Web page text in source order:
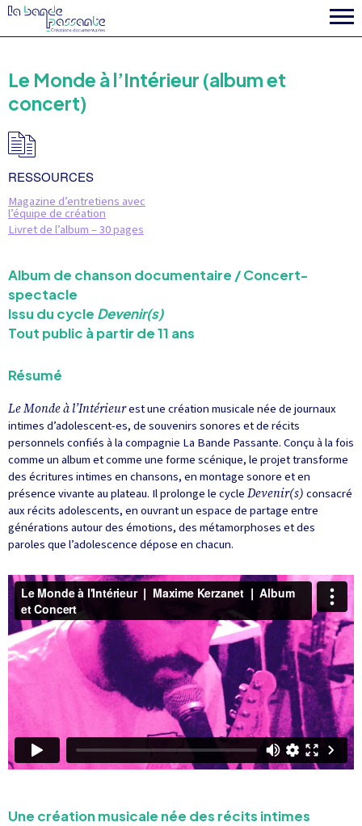
la fabrique
Le Monde à l’Intérieur (album et
concert)
RESSOURCES
Magazine d’entretiens avec
l’équipe de création
Livret de l’album – 30 pages
Album de chanson documentaire / Concert-
spectacle
Issu du cycle Devenir(s)
Tout public à partir de 11 ans
Résumé
Le Monde à l’Intérieurest une création musicale née de journaux
intimes d’adolescent-es, de souvenirs sonores et de récits
personnels confiés à la compagnie La Bande Passante. Conçu à la fois
comme un album et comme une forme scénique, le projet transforme
des écritures intimes en chansons, en montage sonore et en
présence vivante au plateau. Il prolonge le cycle Devenir(s) consacré
aux récits adolescents, en ouvrant un espace de partage entre
générations autour des émotions, des métamorphoses et des
paroles que l’adolescence dépose en chacun.
Une création musicale née des récits intimes